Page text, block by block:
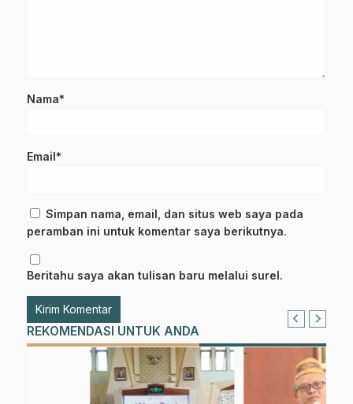
Nama*
Email*
Simpan nama, email, dan situs web saya pada
peramban ini untuk komentar saya berikutnya.
Beritahu saya akan tulisan baru melalui surel.
REKOMENDASI UNTUK ANDA